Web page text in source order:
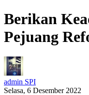
Berikan
Pejuang
admin SPI
Selasa, 6 Desember 2022